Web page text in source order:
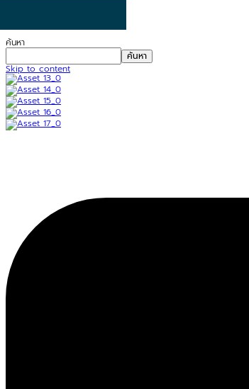
ค้นหา
ค้นหา
Skip to content